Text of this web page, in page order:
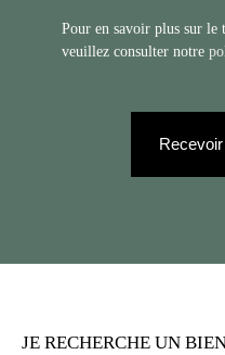
Pour en savoir plus sur le
veuillez consulter notre
JE RECHERCHE UN